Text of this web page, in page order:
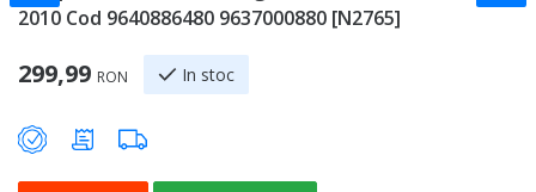
2010 Cod 9640886480 9637000880 [N2765]
299,99 RON In stoc